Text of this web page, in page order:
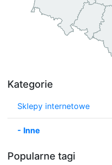
Kategorie
Sklepy internetowe
- Inne
Popularne tagi